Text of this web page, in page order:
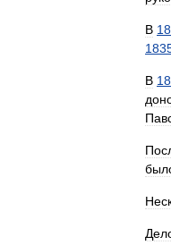
В
В